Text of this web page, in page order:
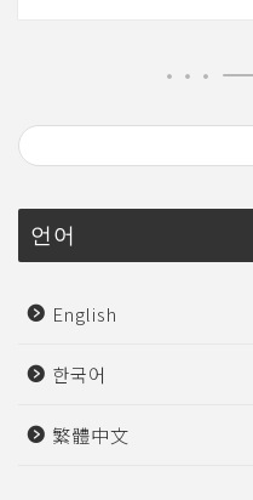
언어
English
한국어
繁體中文